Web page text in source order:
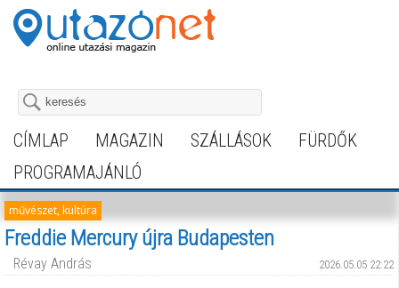
CÍMLAP MAGAZIN SZÁLLÁSOK
FÜRDŐK
PROGRAMAJÁNLÓ
művészet, kultúra
Freddie Mercury újra Budapesten
Révay András 2026.05.05 22:22